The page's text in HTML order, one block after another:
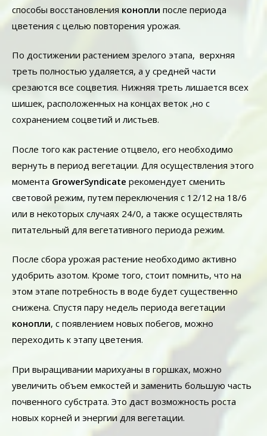
способы восстановления конопли после периода
цветения с целью повторения урожая.
По достижении растением зрелого этапа, верхняя
треть полностью удаляется, а у средней части
срезаются все соцветия. Нижняя треть лишается всех
шишек, расположенных на концах веток ,но с
сохранением соцветий и листьев.
После того как растение отцвело, его необходимо
вернуть в период вегетации. Для осуществления этого
момента GrowerSyndicate рекомендует сменить
световой режим, путем переключения с 12/12 на 18/6
или в некоторых случаях 24/0, а также осуществлять
питательный для вегетативного периода режим.
После сбора урожая растение необходимо активно
удобрить азотом. Кроме того, стоит помнить, что на
этом этапе потребность в воде будет существенно
снижена. Спустя пару недель периода вегетации
конопли, с появлением новых побегов, можно
переходить к этапу цветения.
При выращивании марихуаны в горшках, можно
увеличить объем емкостей и заменить большую часть
почвенного субстрата. Это даст возможность роста
новых корней и энергии для вегетации.